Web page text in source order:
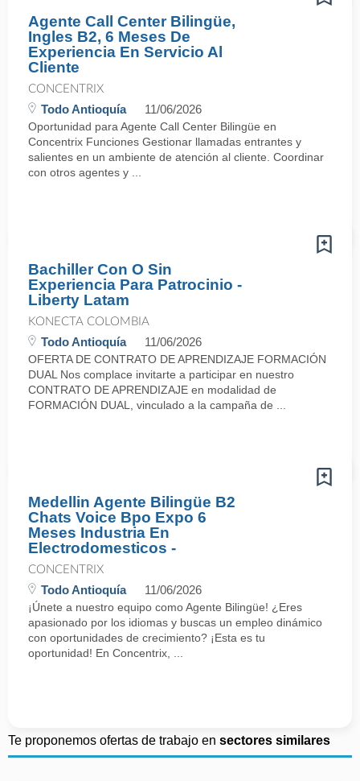
Agente Call Center Bilingüe,
Ingles B2, 6 Meses De
Experiencia En Servicio Al
Cliente
CONCENTRIX
Todo Antioquía 11/06/2026
Oportunidad para Agente Call Center Bilingüe en
Concentrix Funciones Gestionar llamadas entrantes y
salientes en un ambiente de atención al cliente. Coordinar
con otros agentes y ...
Bachiller Con O Sin
Experiencia Para Patrocinio -
Liberty Latam
KONECTA COLOMBIA
Todo Antioquía 11/06/2026
OFERTA DE CONTRATO DE APRENDIZAJE FORMACIÓN
DUAL Nos complace invitarte a participar en nuestro
CONTRATO DE APRENDIZAJE en modalidad de
FORMACIÓN DUAL, vinculado a la campaña de ...
Medellin Agente Bilingüe B2
Chats Voice Bpo Expo 6
Meses Industria En
Electrodomesticos -
CONCENTRIX
Todo Antioquía 11/06/2026
¡Únete a nuestro equipo como Agente Bilingüe! ¿Eres
apasionado por los idiomas y buscas un empleo dinámico
con oportunidades de crecimiento? ¡Esta es tu
oportunidad! En Concentrix, ...
Te proponemos ofertas de trabajo en sectores similares